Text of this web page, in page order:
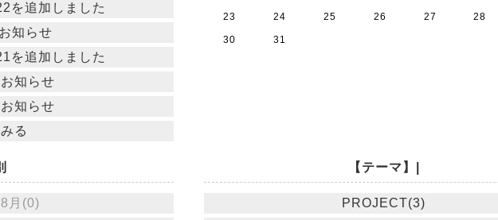
を追加しました
知らせ
を追加しました
知らせ
知らせ
る
23 24 25 26 27 28
30 31
月(0)
【テーマ】|
PROJECT(3)